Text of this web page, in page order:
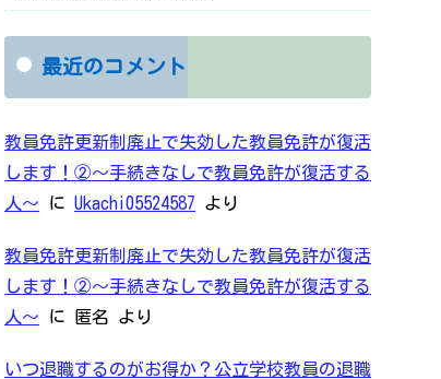
最近のコメント
教員免許更新制廃止で失効した教員免許が復活
します！②～手続きなしで教員免許が復活する
人～ に Ukachi05524587 より
教員免許更新制廃止で失効した教員免許が復活
します！②～手続きなしで教員免許が復活する
人～ に 匿名 より
いつ退職するのがお得か？公立学校教員の退職